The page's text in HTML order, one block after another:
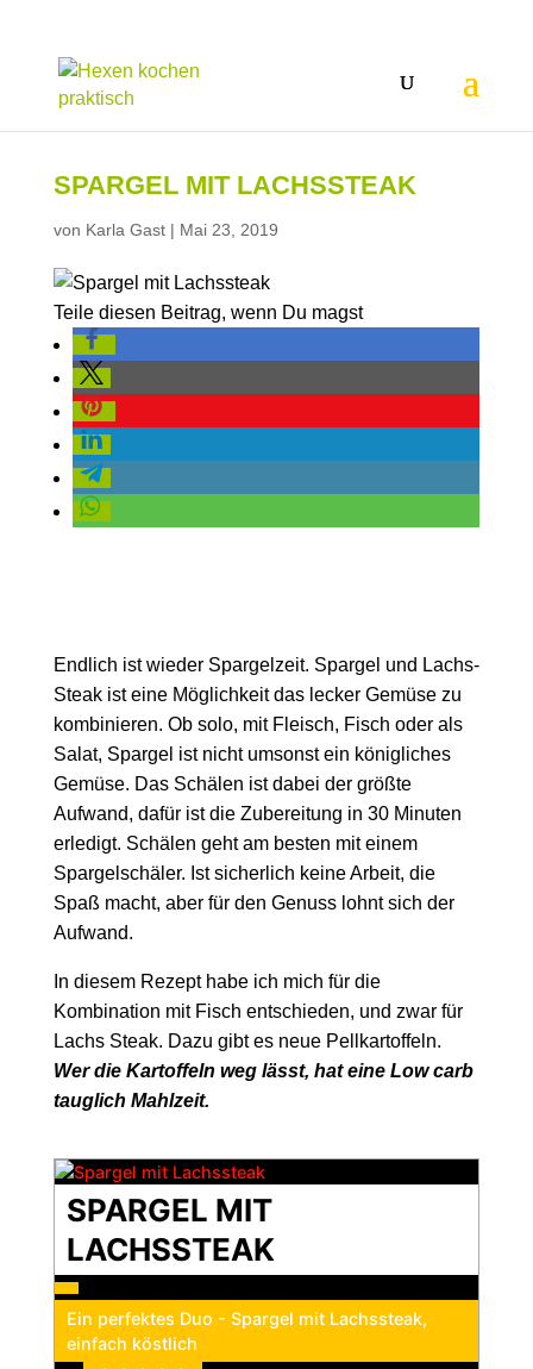
SPARGEL MIT LACHSSTEAK
von Karla Gast| Mai 23, 2019
Teile diesen Beitrag, wenn Du magst
Endlich ist wieder Spargelzeit. Spargel und Lachs-
Steak ist eine Möglichkeit das lecker Gemüse zu
kombinieren. Ob solo, mit Fleisch, Fisch oder als
Salat, Spargel ist nicht umsonst ein königliches
Gemüse. Das Schälen ist dabei der größte
Aufwand, dafür ist die Zubereitung in 30 Minuten
erledigt. Schälen geht am besten mit einem
Spargelschäler. Ist sicherlich keine Arbeit, die
Spaß macht, aber für den Genuss lohnt sich der
Aufwand.
In diesem Rezept habe ich mich für die
Kombination mit Fisch entschieden, und zwar für
Lachs Steak. Dazu gibt es neue Pellkartoffeln.
Wer die Kartoffeln weg lässt, hat eine Low carb
tauglich Mahlzeit.
SPARGEL MIT
LACHSSTEAK
Ein perfektes Duo - Spargel mit Lachssteak,
einfach köstlich